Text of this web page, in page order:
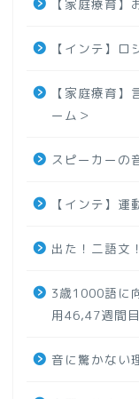
【家庭療育】
【インテ】
【家庭療育
ーム＞
スピーカーの
【インテ】
出た！二語文
3歳1000語に
用46,47週間目
音に驚かない